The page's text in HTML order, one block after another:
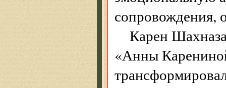
сопровождения,
Карен
«Анны